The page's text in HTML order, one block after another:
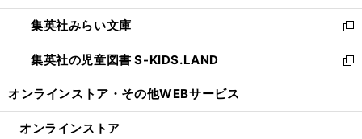
開
く
ウ
で
開
く
ン
ド
ウ
で
ウ
ィ
ン
ド
開
集英社みらい文庫
新
し
い
ン
集英社の児童図書 S-KIDS.LAND
新
ウ
オンラインストア・ その他WEBサービス
オンラインストア